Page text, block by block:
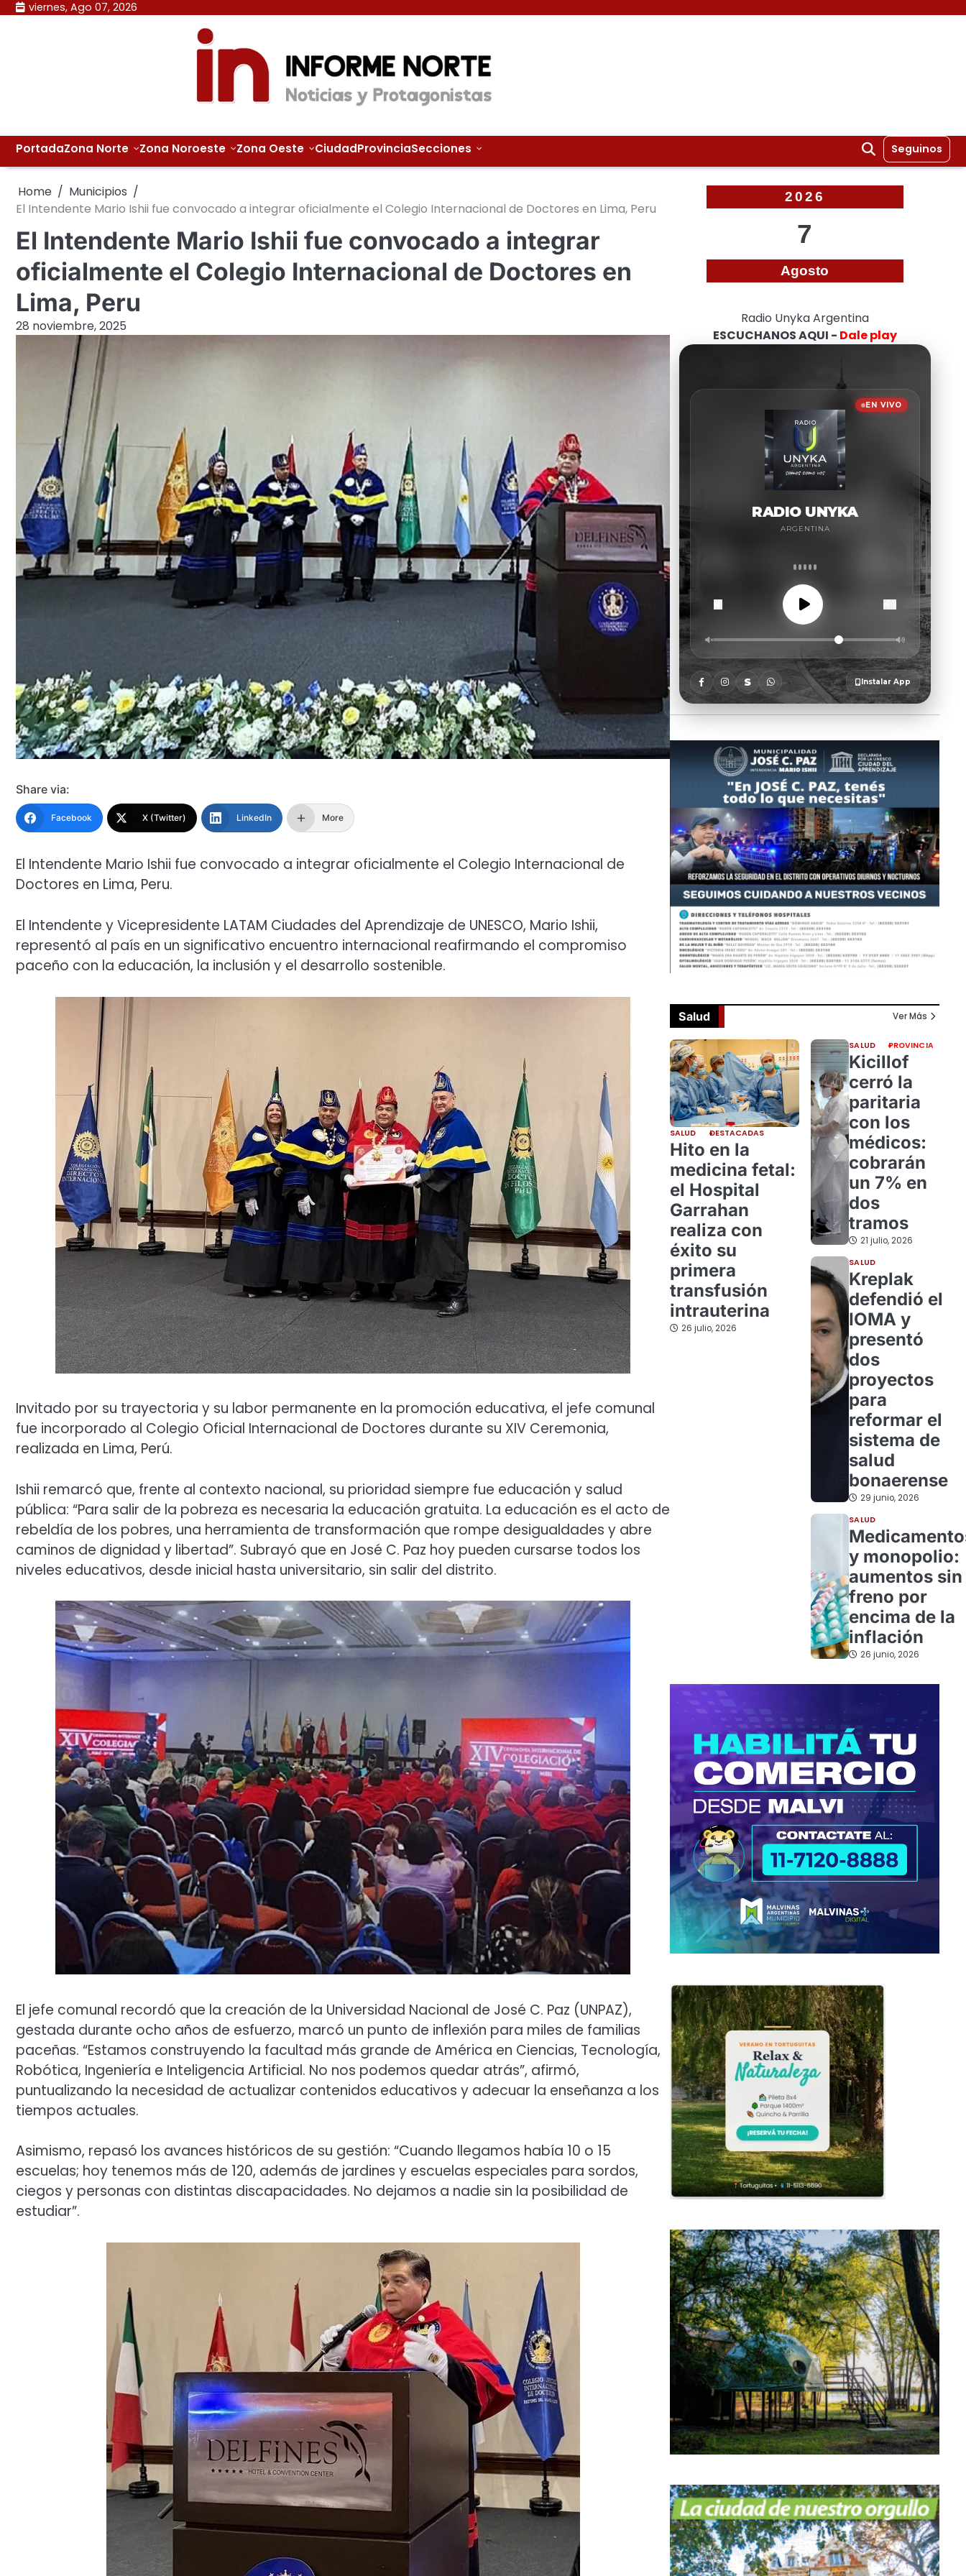
Skip viernes, Ago 07, 2026
PortadaZona Norte Zona Noroeste Zona Oeste CiudadProvinciaSecciones Seguinos
Home
Municipios
El Intendente Mario Ishii fue convocado a integrar oficialmente el Colegio Internacional de Doctores en Lima, Peru
El Intendente Mario Ishii fue convocado a integrar
oficialmente el Colegio Internacional de Doctores en
Lima, Peru
28 noviembre, 2025
Share via:
Facebook X (Twitter) LinkedIn More
El Intendente Mario Ishii fue convocado a integrar oficialmente el Colegio Internacional de
Doctores en Lima, Peru.
El Intendente y Vicepresidente LATAM Ciudades del Aprendizaje de UNESCO, Mario Ishii,
representó al país en un significativo encuentro internacional reafirmando el compromiso
paceño con la educación, la inclusión y el desarrollo sostenible.
Invitado por su trayectoria y su labor permanente en la promoción educativa, el jefe comunal
fue incorporado al Colegio Oficial Internacional de Doctores durante su XIV Ceremonia,
realizada en Lima, Perú.
Ishii remarcó que, frente al contexto nacional, su prioridad siempre fue educación y salud
pública: “Para salir de la pobreza es necesaria la educación gratuita. La educación es el acto de
rebeldía de los pobres, una herramienta de transformación que rompe desigualdades y abre
caminos de dignidad y libertad”. Subrayó que en José C. Paz hoy pueden cursarse todos los
niveles educativos, desde inicial hasta universitario, sin salir del distrito.
El jefe comunal recordó que la creación de la Universidad Nacional de José C. Paz (UNPAZ),
gestada durante ocho años de esfuerzo, marcó un punto de inflexión para miles de familias
paceñas. “Estamos construyendo la facultad más grande de América en Ciencias, Tecnología,
Robótica, Ingeniería e Inteligencia Artificial. No nos podemos quedar atrás”, afirmó,
puntualizando la necesidad de actualizar contenidos educativos y adecuar la enseñanza a los
tiempos actuales.
Asimismo, repasó los avances históricos de su gestión: “Cuando llegamos había 10 o 15
escuelas; hoy tenemos más de 120, además de jardines y escuelas especiales para sordos,
ciegos y personas con distintas discapacidades. No dejamos a nadie sin la posibilidad de
estudiar”.
2026
7
Agosto
Radio Unyka Argentina
ESCUCHANOS AQUI - Dale play
Salud Ver Más
SALUD DESTACADAS
Hito en la
medicina fetal:
el Hospital
Garrahan
realiza con
éxito su
primera
transfusión
intrauterina
26 julio, 2026
SALUD PROVINCIA
Kicillof
cerró la
paritaria
con los
médicos:
cobrarán
un 7% en
dos
tramos
21 julio, 2026
SALUD
Kreplak
defendió el
IOMA y
presentó
dos
proyectos
para
reformar el
sistema de
salud
bonaerense
29 junio, 2026
SALUD
y monopolio:
aumentos sin
freno por
encima de la
inflación
26 junio, 2026